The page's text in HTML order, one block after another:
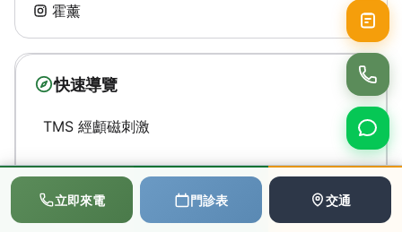
霍薰
快速導覽
TMS 經顱磁刺激
NIRS
立即來電 門診表 交通
📞 💬 📅